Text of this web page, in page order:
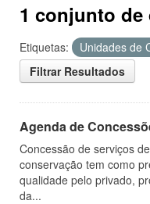
1 conjunto
Etiquetas: Unidades de
Filtrar Resultados
Agenda de
Concessão de serviços
conservação tem como
qualidade pelo privado,
da...